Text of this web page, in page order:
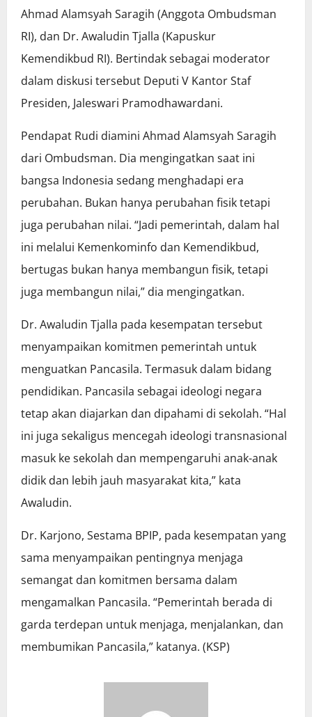
Ahmad Alamsyah Saragih (Anggota Ombudsman
RI), dan Dr. Awaludin Tjalla (Kapuskur
Kemendikbud RI). Bertindak sebagai moderator
dalam diskusi tersebut Deputi V Kantor Staf
Presiden, Jaleswari Pramodhawardani.
Pendapat Rudi diamini Ahmad Alamsyah Saragih
dari Ombudsman. Dia mengingatkan saat ini
bangsa Indonesia sedang menghadapi era
perubahan. Bukan hanya perubahan fisik tetapi
juga perubahan nilai. “Jadi pemerintah, dalam hal
ini melalui Kemenkominfo dan Kemendikbud,
bertugas bukan hanya membangun fisik, tetapi
juga membangun nilai,” dia mengingatkan.
Dr. Awaludin Tjalla pada kesempatan tersebut
menyampaikan komitmen pemerintah untuk
menguatkan Pancasila. Termasuk dalam bidang
pendidikan. Pancasila sebagai ideologi negara
tetap akan diajarkan dan dipahami di sekolah. “Hal
ini juga sekaligus mencegah ideologi transnasional
masuk ke sekolah dan mempengaruhi anak-anak
didik dan lebih jauh masyarakat kita,” kata
Awaludin.
Dr. Karjono, Sestama BPIP, pada kesempatan yang
sama menyampaikan pentingnya menjaga
semangat dan komitmen bersama dalam
mengamalkan Pancasila. “Pemerintah berada di
garda terdepan untuk menjaga, menjalankan, dan
membumikan Pancasila,” katanya. (KSP)